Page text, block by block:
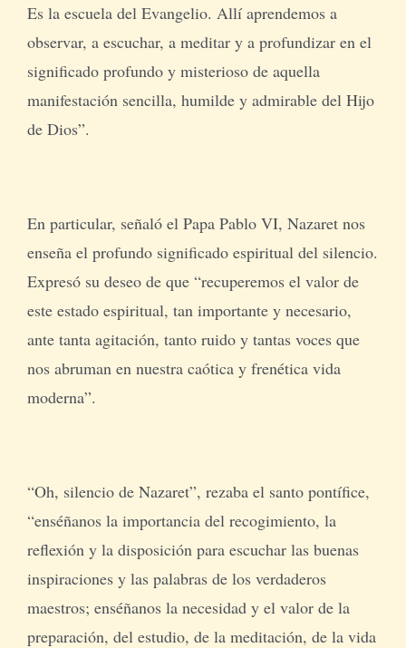
Es la escuela del Evangelio. Allí aprendemos a
observar, a escuchar, a meditar y a profundizar en el
significado profundo y misterioso de aquella
manifestación sencilla, humilde y admirable del Hijo
de Dios”.
En particular, señaló el Papa Pablo VI, Nazaret nos
enseña el profundo significado espiritual del silencio.
Expresó su deseo de que “recuperemos el valor de
este estado espiritual, tan importante y necesario,
ante tanta agitación, tanto ruido y tantas voces que
nos abruman en nuestra caótica y frenética vida
moderna”.
“Oh, silencio de Nazaret”, rezaba el santo pontífice,
“enséñanos la importancia del recogimiento, la
reflexión y la disposición para escuchar las buenas
inspiraciones y las palabras de los verdaderos
maestros; enséñanos la necesidad y el valor de la
preparación, del estudio, de la meditación, de la vida